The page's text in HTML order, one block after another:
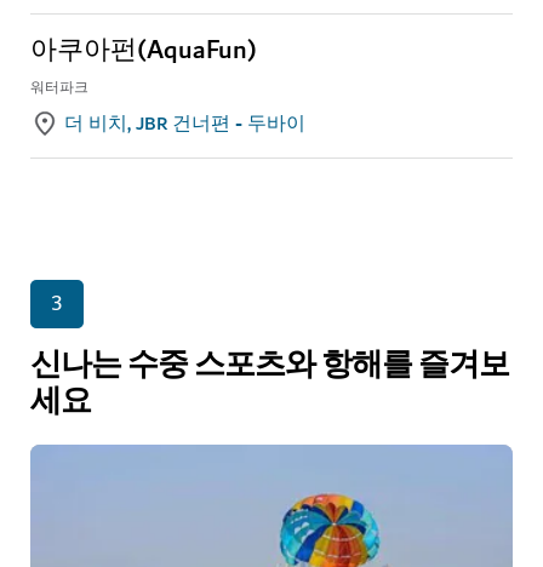
아쿠아펀(AquaFun)
워터파크
더 비치, JBR 건너편 - 두바이
3
신나는 수중 스포츠와 항해를 즐겨보
세요